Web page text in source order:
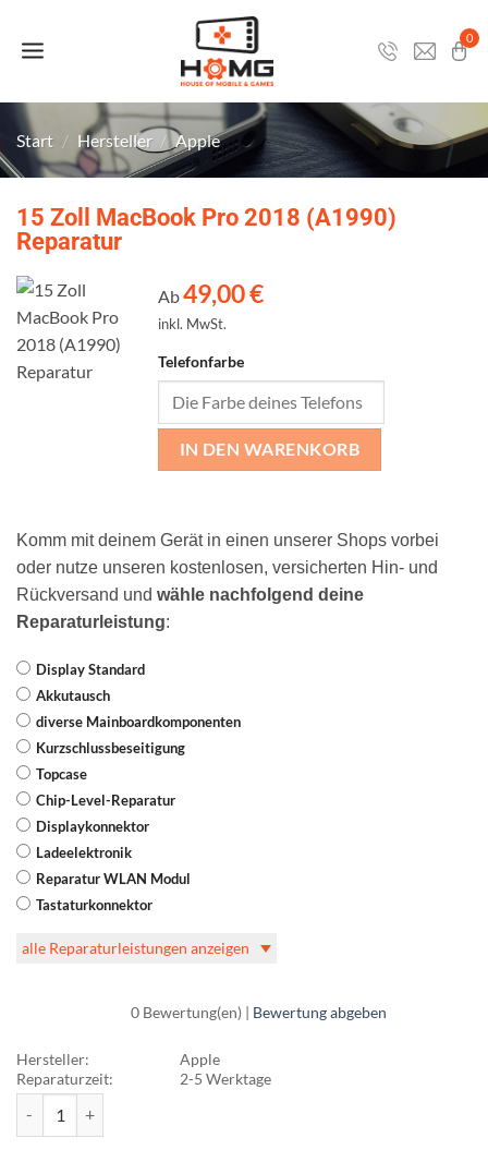
Inhalt
0
Start / Hersteller / Apple
15 Zoll MacBook Pro 2018 (A1990)
Reparatur
Komm mit deinem Gerät in einen unserer Shops vorbei
oder nutze unseren kostenlosen, versicherten Hin- und
Rückversand und wähle nachfolgend deine
Reparaturleistung:
Display Standard
Akkutausch
diverse Mainboardkomponenten
Kurzschlussbeseitigung
Topcase
Chip-Level-Reparatur
Displaykonnektor
Ladeelektronik
Reparatur WLAN Modul
Tastaturkonnektor
alle Reparaturleistungen anzeigen
0 Bewertung(en) | Bewertung abgeben
Hersteller:
Apple
Reparaturzeit:
2-5 Werktage
Telefonfarbe
IN DEN WARENKORB
Ab49,00€
inkl. MwSt.